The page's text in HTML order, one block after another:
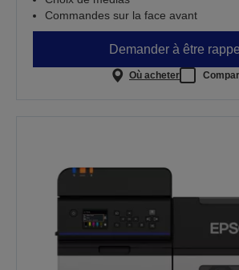
Commandes sur la face avant
Demander à être
Où acheter